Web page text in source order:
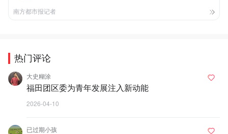
南方都市报记者
热门评论
大史糊涂
福田团区委为青年发展注入新动能
2026-04-10
已过期小孩